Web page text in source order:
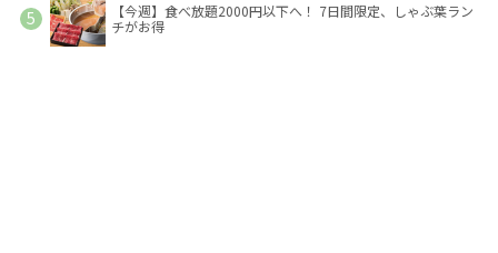
【今週】食べ放題2000円以下へ！ 7日間限定、しゃぶ葉ラン
チがお得